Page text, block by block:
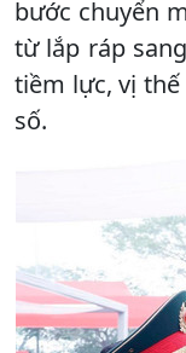
bước chuyển
từ lắp ráp
tiềm lực, vị
số.